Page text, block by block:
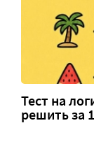
Тест на
решить за